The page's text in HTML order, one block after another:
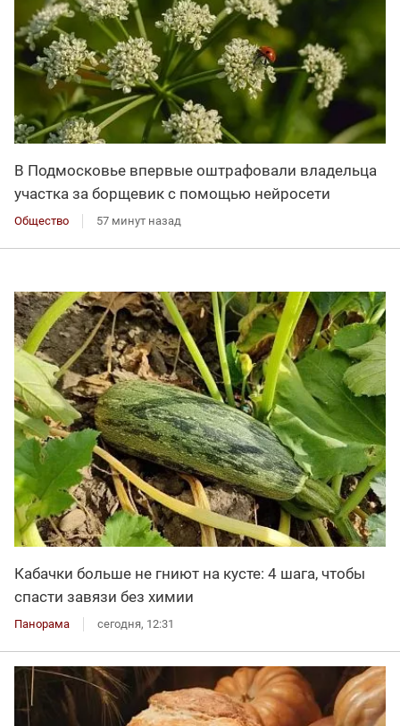
В Подмосковье впервые оштрафовали владельца
участка за борщевик с помощью нейросети
Общество 57 минут назад
Кабачки больше не гниют на кусте: 4 шага, чтобы
спасти завязи без химии
Панорама сегодня, 12:31